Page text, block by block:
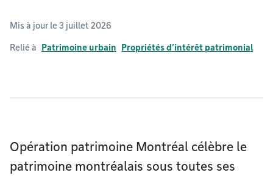
Mis à jour le 3 juillet 2026
Relié à Patrimoine urbain Propriétés d’intérêt patrimonial
Opération patrimoine Montréal célèbre le
patrimoine montréalais sous toutes ses